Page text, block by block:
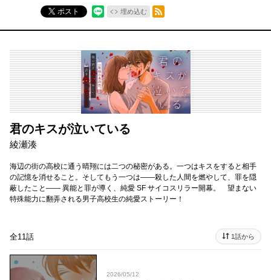
ポスト 埋め込む
RSSフィード
君のキスが泣いている
綾瀬湊
海辺の街の高校に通う晴翔には二つの秘密がある。一つはキスをすると相手
の記憶を消せること。そしてもう一つは――殺した人間を燃やして、罪を隠
蔽したこと―― 異能と罪が導く、純愛 SF サイコスリラー開幕。 望まない
特殊能力に翻弄される男子高校生の純愛ストーリー！
全11話 1話から
2026/05/12